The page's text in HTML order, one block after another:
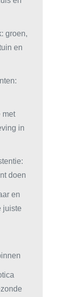
groen,
en
met
in
doen
en
juiste